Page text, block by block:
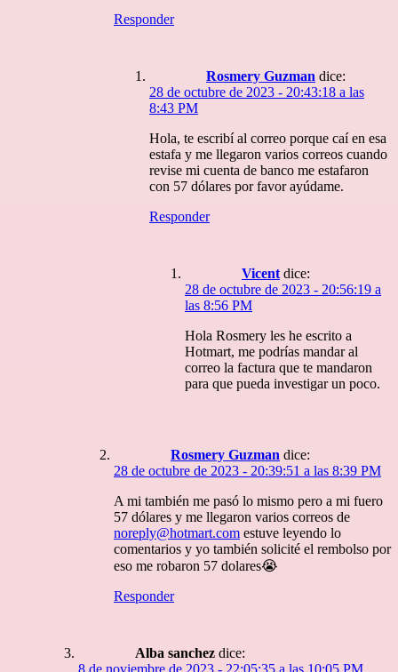
Responder
Rosmery Guzman dice:
28 de octubre de 2023 - 20:43:18 a las
8:43 PM
Hola, te escribí al correo porque caí en esa
estafa y me llegaron varios correos cuando
revise mi cuenta de banco me estafaron
con 57 dólares por favor ayúdame.
Responder
Vicent dice:
28 de octubre de 2023 - 20:56:19 a
las 8:56 PM
Hola Rosmery les he escrito a
Hotmart, me podrías mandar al
correo la factura que te mandaron
para que pueda investigar un poco.
Rosmery Guzman dice:
28 de octubre de 2023 - 20:39:51 a las 8:39 PM
A mi también me pasó lo mismo pero a mi fuero
57 dólares y me llegaron varios correos de
noreply@hotmart.com estuve leyendo lo
comentarios y yo también solicité el rembolso por
eso me robaron 57 dolares😭
Responder
Alba sanchez dice:
8 de noviembre de 2023 - 22:05:35 a las 10:05 PM